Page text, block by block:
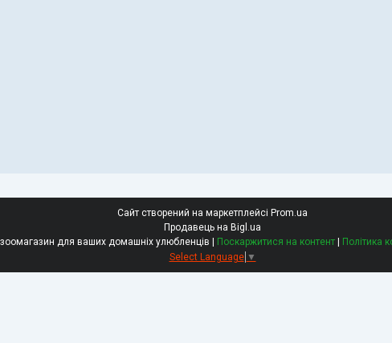
Сайт створений на маркетплейсі Prom.ua
Продавець на Bigl.ua
РетЗоо - зоомагазин для ваших домашніх улюбленців | Поскаржитися на контент | Політика
Select Language ▼